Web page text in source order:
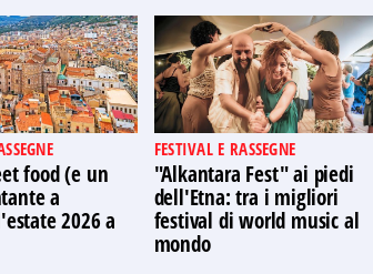
food (e un
a
2026 a
FESTIVAL E RASSEGNE
"Alkantara Fest" ai piedi
dell'Etna: tra i migliori
festival di world music al
mondo